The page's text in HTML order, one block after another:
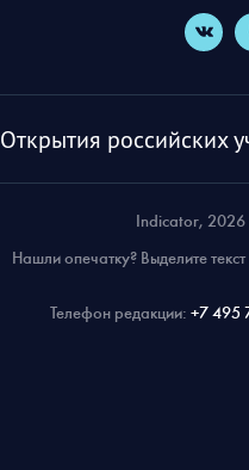
Открытия российских
Indicator, 2026
Нашли опечатку? Выделите
Телефон редакции: +7 495